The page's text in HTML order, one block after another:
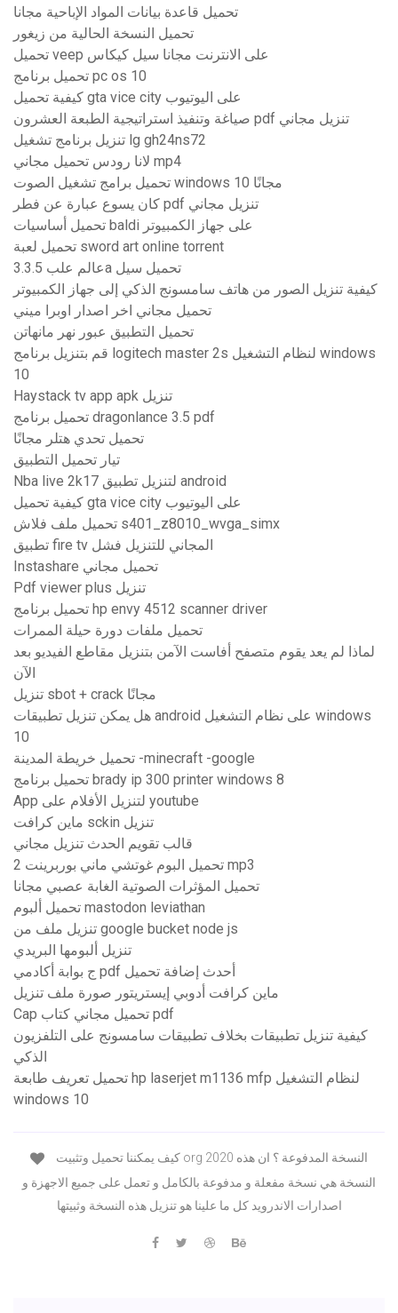
تحميل قاعدة بيانات المواد الإباحية مجانا
تحميل النسخة الحالية من زيغور
تحميل veep على الانترنت مجانا سيل كيكاس
تحميل برنامج pc os 10
كيفية تحميل gta vice city على اليوتيوب
صياغة وتنفيذ استراتيجية الطبعة العشرون pdf تنزيل مجاني
تنزيل برنامج تشغيل lg gh24ns72
لانا رودس تحميل مجاني mp4
تحميل برامج تشغيل الصوت windows 10 مجانًا
كان يسوع عبارة عن فطر pdf تنزيل مجاني
تحميل أساسيات baldi على جهاز الكمبيوتر
تحميل لعبة sword art online torrent
عالم علب 3.3.5a تحميل سيل
كيفية تنزيل الصور من هاتف سامسونج الذكي إلى جهاز الكمبيوتر
تحميل مجاني اخر اصدار اوبرا ميني
تحميل التطبيق عبور نهر مانهاتن
قم بتنزيل برنامج logitech master 2s لنظام التشغيل windows
10
Haystack tv app apk تنزيل
تحميل برنامج dragonlance 3.5 pdf
تحميل تحدي هتلر مجانًا
تيار تحميل التطبيق
Nba live 2k17 لتنزيل تطبيق android
كيفية تحميل gta vice city على اليوتيوب
تحميل ملف فلاش s401_z8010_wvga_simx
تطبيق fire tv المجاني للتنزيل فشل
Instashare تحميل مجاني
Pdf viewer plus تنزيل
تحميل برنامج hp envy 4512 scanner driver
تحميل ملفات دورة حيلة الممرات
لماذا لم يعد يقوم متصفح أفاست الآمن بتنزيل مقاطع الفيديو بعد
الآن
تنزيل sbot + crack مجانًا
هل يمكن تنزيل تطبيقات android على نظام التشغيل windows
10
تحميل خريطة المدينة -minecraft -google
تحميل برنامج brady ip 300 printer windows 8
App لتنزيل الأفلام على youtube
ماين كرافت sckin تنزيل
قالب تقويم الحدث تنزيل مجاني
تحميل البوم غوتشي ماني بوربرينت 2 mp3
تحميل المؤثرات الصوتية الغابة عصبي مجانا
تحميل ألبوم mastodon leviathan
تنزيل ملف من google bucket node js
تنزيل ألبومها البريدي
ج بوابة أكادمي pdf أحدث إضافة تحميل
ماين كرافت أدوبي إيستريتور صورة ملف تنزيل
Cap تحميل مجاني كتاب pdf
كيفية تنزيل تطبيقات بخلاف تطبيقات سامسونج على التلفزيون
الذكي
تحميل تعريف طابعة hp laserjet m1136 mfp لنظام التشغيل
windows 10
النسخة هي نسخة مفعلة و مدفوعة بالكامل و تعمل على جميع الاجهزة و
اصدارات الاندرويد كل ما علينا هو تنزيل هذه النسخة وثبيتها